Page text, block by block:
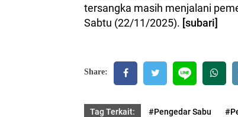
tersangka masih menjalani
Sabtu (22/11/2025). [subari]
Share:
Tag Terkait: #Pengedar Sabu